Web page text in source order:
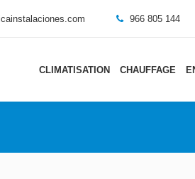
966 805 144
CLIMATISATION CHAUFFAGE